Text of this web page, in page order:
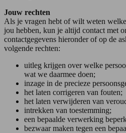
Jouw rechten
Als je vragen hebt of wilt weten
jou hebben, kun je altijd contact met
contactgegevens hieronder of op de
volgende rechten:
uitleg krijgen over welke
wat we daarmee doen;
inzage in de precieze
het laten corrigeren van fouten;
het laten verwijderen van
intrekken van toestemming;
een bepaalde verwerking
bezwaar maken tegen een